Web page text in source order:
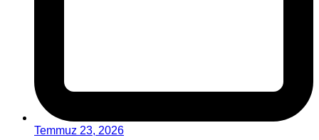
Temmuz 23, 2026